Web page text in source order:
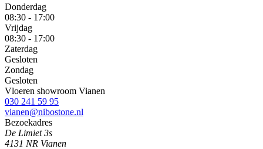
Donderdag
08:30 - 17:00
Vrijdag
08:30 - 17:00
Zaterdag
Gesloten
Zondag
Gesloten
Vloeren showroom Vianen
030 241 59 95
vianen@nibostone.nl
Bezoekadres
De Limiet 3s
4131 NR Vianen